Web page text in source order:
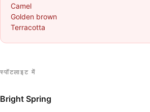
Camel
Golden brown
Terracotta
स्पॉटलाइट में
Bright Spring